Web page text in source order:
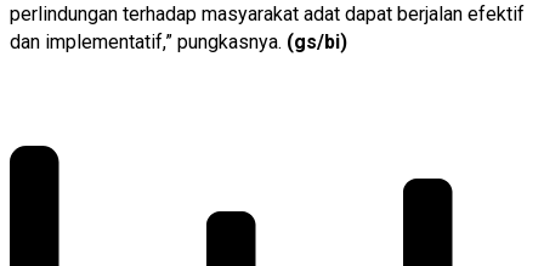
perlindungan terhadap masyarakat adat dapat berjalan efektif
dan implementatif,” pungkasnya. (gs/bi)